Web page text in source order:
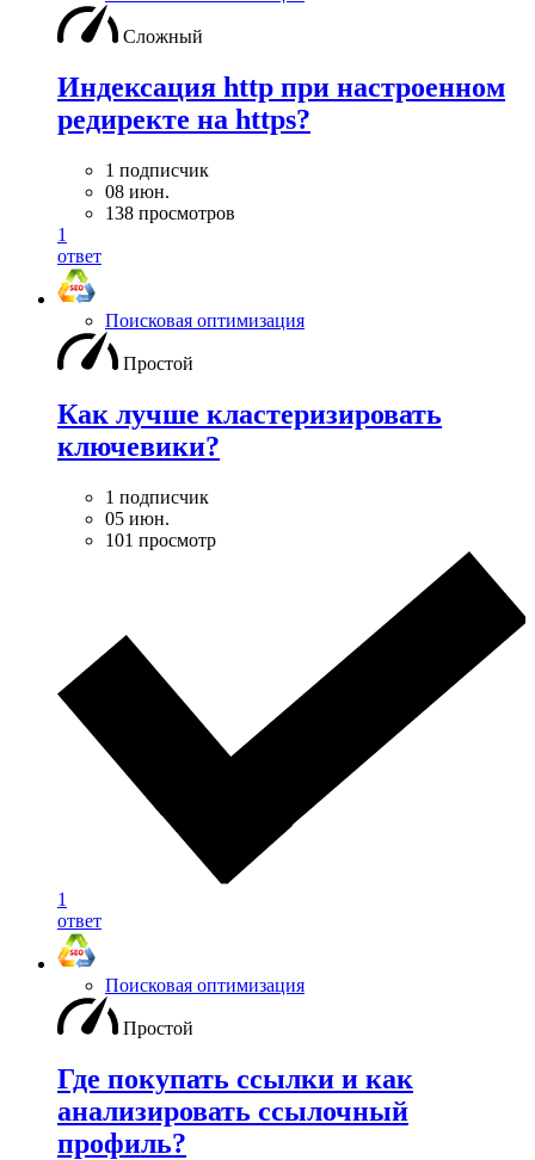
Сложный
Индексация http при настроенном
редиректе на https?
1 подписчик
08 июн.
138 просмотров
1
ответ
Поисковая оптимизация
Простой
Как лучше кластеризировать
ключевики?
1 подписчик
05 июн.
101 просмотр
1
ответ
Поисковая оптимизация
Простой
Где покупать ссылки и как
анализировать ссылочный
профиль?